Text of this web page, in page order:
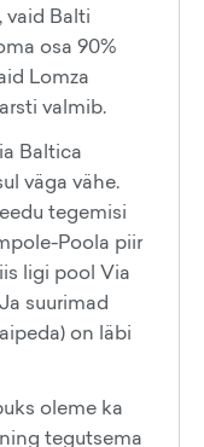
vaid Balti
osa 90%
Lomza
valmib.
Baltica
väga vähe.
tegemisi
Poola piir
ligi pool Via
suurimad
on läbi
oleme ka
tegutsema